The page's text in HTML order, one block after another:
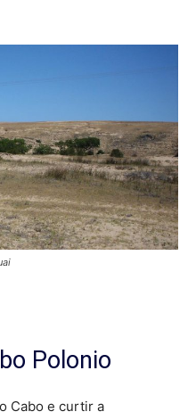
Polonio
Cabo e curtir a